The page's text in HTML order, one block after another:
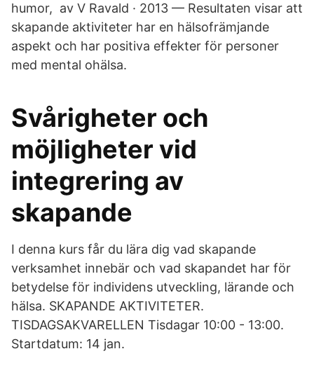
humor, av V Ravald · 2013 — Resultaten visar att
skapande aktiviteter har en hälsofrämjande
aspekt och har positiva effekter för personer
med mental ohälsa.
Svårigheter och
möjligheter vid
integrering av
skapande
I denna kurs får du lära dig vad skapande
verksamhet innebär och vad skapandet har för
betydelse för individens utveckling, lärande och
hälsa. SKAPANDE AKTIVITETER.
TISDAGSAKVARELLEN Tisdagar 10:00 - 13:00.
Startdatum: 14 jan.